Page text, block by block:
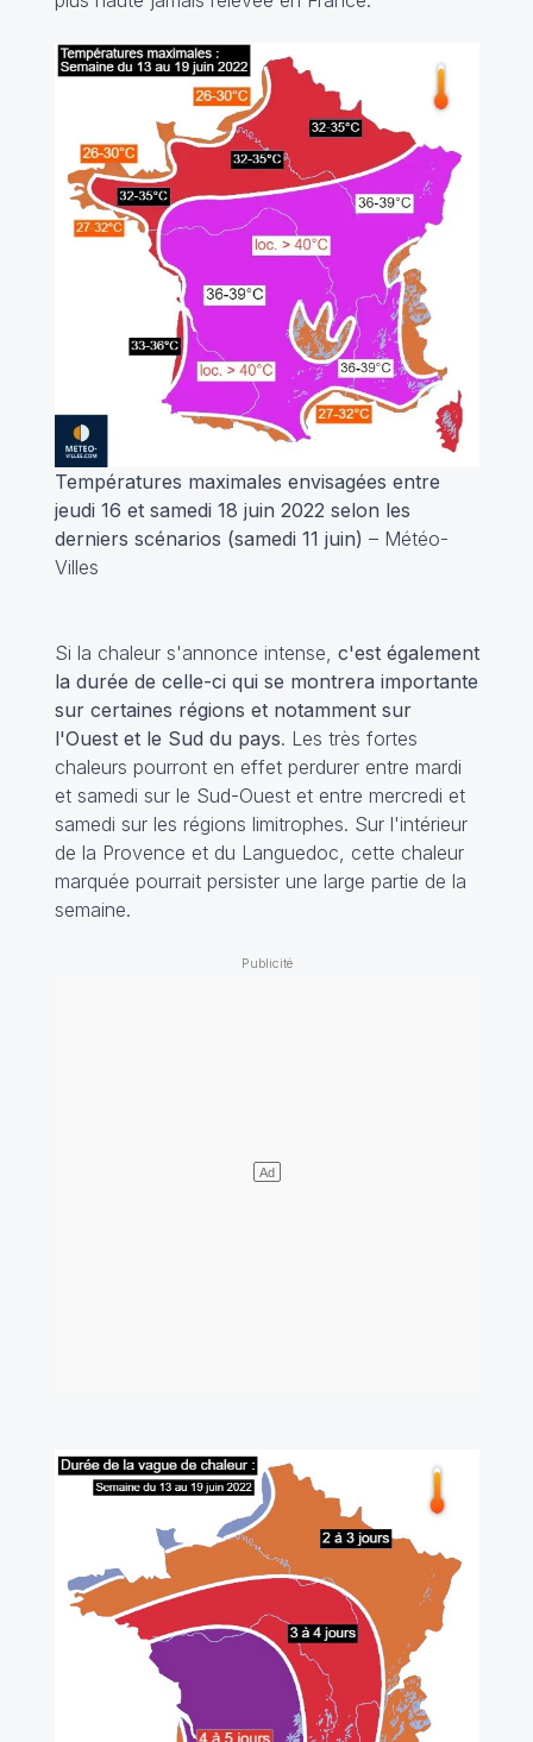
Températures maximales envisagées entre
jeudi 16 et samedi 18 juin 2022 selon les
derniers scénarios (samedi 11 juin) – Météo-
Villes
Si la chaleur s'annonce intense, c'est également
la durée de celle-ci qui se montrera importante
sur certaines régions et notamment sur
l'Ouest et le Sud du pays. Les très fortes
chaleurs pourront en effet perdurer entre mardi
et samedi sur le Sud-Ouest et entre mercredi et
samedi sur les régions limitrophes. Sur l'intérieur
de la Provence et du Languedoc, cette chaleur
marquée pourrait persister une large partie de la
semaine.